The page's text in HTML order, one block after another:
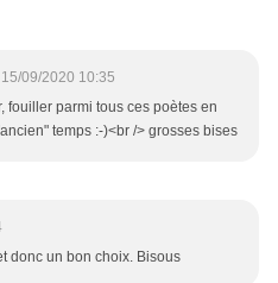
15/09/2020 10:35
fouiller parmi tous ces poètes en
temps :-)<br /> grosses bises
donc un bon choix. Bisous